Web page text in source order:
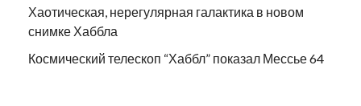
Хаотическая, нерегулярная галактика в новом
снимке Хаббла
Космический телескоп “Хаббл” показал Мессье 64